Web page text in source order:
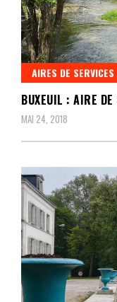
AIRES DE SERVICES
BUXEUIL : AIRE DE
MAI 24, 2018